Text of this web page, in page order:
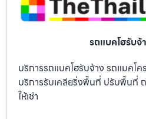
รถแบคโฮรับจ้
บริการรถแบคโฮรับจ้าง รถแมคโค
บริการรับเคลียริ่งพื้นที่ ปรับพื้นที่
ให้เช่า